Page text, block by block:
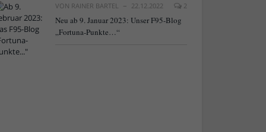
VON RAINER BARTEL 22.12.2022 2
Neu ab 9. Januar 2023: Unser F95-Blog
„Fortuna-Punkte…“